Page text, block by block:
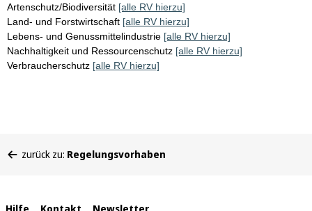
Artenschutz/Biodiversität [alle RV hierzu]
Land- und Forstwirtschaft [alle RV hierzu]
Lebens- und Genussmittelindustrie [alle RV hierzu]
Nachhaltigkeit und Ressourcenschutz [alle RV hierzu]
Verbraucherschutz [alle RV hierzu]
befinden
zurück zu: Regelungsvorhaben